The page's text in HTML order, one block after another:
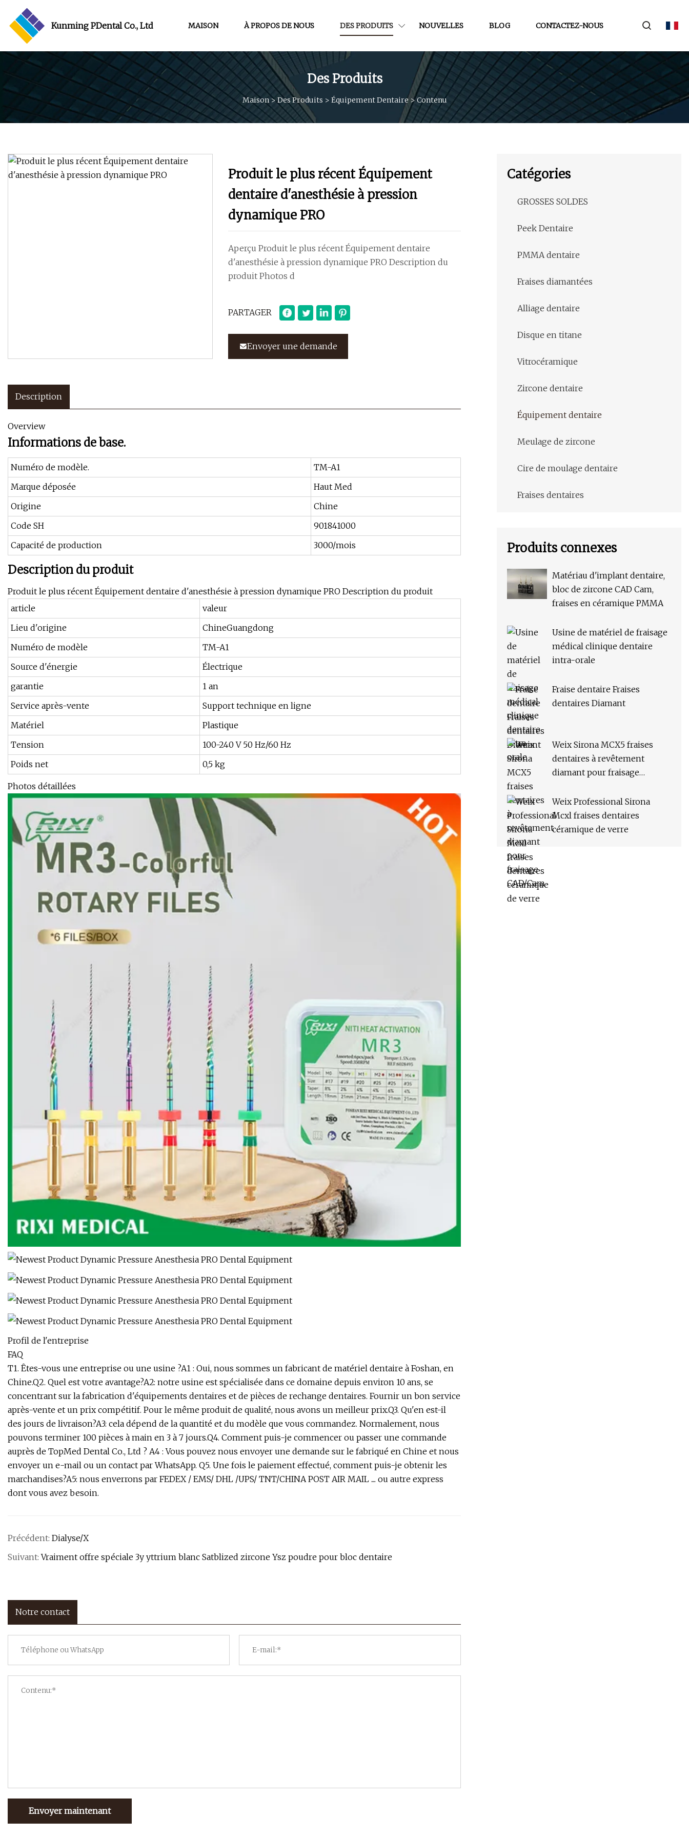
Kunming PDental Co., Ltd MAISON À PROPOS DE NOUS DES PRODUITS NOUVELLES BLOG CONTACTEZ-NOUS
Des Produits
Maison >Des Produits > Équipement Dentaire>Contenu
Produit le plus récent Équipement
dentaire d'anesthésie à pression
dynamique PRO
Aperçu Produit le plus récent Équipement dentaire
d'anesthésie à pression dynamique PRO Description du
produit Photos d
PARTAGER
Envoyer une demande
Description
Overview
Informations de base.
Numéro de modèle.
TM-A1
Marque déposée
Haut Med
Origine
Chine
Code SH
901841000
Capacité de production
3000/mois
Description du produit
Produit le plus récent Équipement dentaire d'anesthésie à pression dynamique PRO Description du produit
article
valeur
Lieu d'origine
ChineGuangdong
Numéro de modèle
TM-A1
Source d'énergie
Électrique
garantie
1 an
Service après-vente
Support technique en ligne
Matériel
Plastique
Tension
100-240 V 50 Hz/60 Hz
Poids net
0,5 kg
Photos détaillées
Profil de l'entreprise
FAQ
T1. Êtes-vous une entreprise ou une usine ?A1 : Oui, nous sommes un fabricant de matériel dentaire à Foshan, en
Chine.Q2. Quel est votre avantage?A2: notre usine est spécialisée dans ce domaine depuis environ 10 ans, se
concentrant sur la fabrication d'équipements dentaires et de pièces de rechange dentaires. Fournir un bon service
après-vente et un prix compétitif. Pour le même produit de qualité, nous avons un meilleur prix.Q3. Qu'en est-il
des jours de livraison?A3: cela dépend de la quantité et du modèle que vous commandez. Normalement, nous
pouvons terminer 100 pièces à main en 3 à 7 jours.Q4. Comment puis-je commencer ou passer une commande
auprès de TopMed Dental Co., Ltd ? A4 : Vous pouvez nous envoyer une demande sur le fabriqué en Chine et nous
envoyer un e-mail ou un contact par WhatsApp. Q5. Une fois le paiement effectué, comment puis-je obtenir les
marchandises?A5: nous enverrons par FEDEX / EMS/ DHL /UPS/ TNT/CHINA POST AIR MAIL .... ou autre express
dont vous avez besoin.
Précédent: Dialyse/X
Suivant:Vraiment offre spéciale 3y yttrium blanc Satblized zircone Ysz poudre pour bloc dentaire
Notre contact
Envoyer maintenant
Catégories
GROSSES SOLDES
Peek Dentaire
PMMA dentaire
Fraises diamantées
Alliage dentaire
Disque en titane
Vitrocéramique
Zircone dentaire
Équipement dentaire
Meulage de zircone
Cire de moulage dentaire
Fraises dentaires
Produits connexes
Matériau d'implant dentaire,
bloc de zircone CAD Cam,
fraises en céramique PMMA
Usine de matériel de fraisage
médical clinique dentaire
intra-orale
Fraise dentaire Fraises
dentaires Diamant
Weix Sirona MCX5 fraises
dentaires à revêtement
diamant pour fraisage
Weix Professional Sirona
Mcxl fraises dentaires
céramique de verre